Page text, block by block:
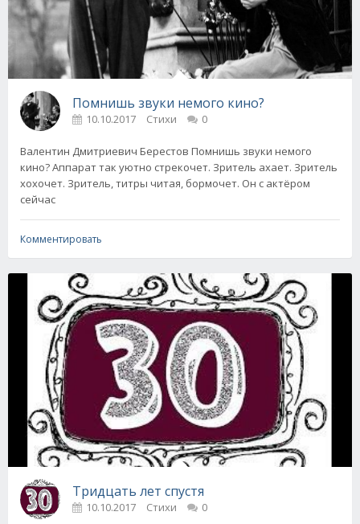
Помнишь звуки немого кино?
10.10.2017 Стихи 0
Валентин Дмитриевич Берестов Помнишь звуки немого
кино? Аппарат так уютно стрекочет. Зритель ахает. Зритель
хохочет. Зритель, титры читая, бормочет. Он с актёром
сейчас
Комментировать
Тридцать лет спустя
10.10.2017 Стихи 0